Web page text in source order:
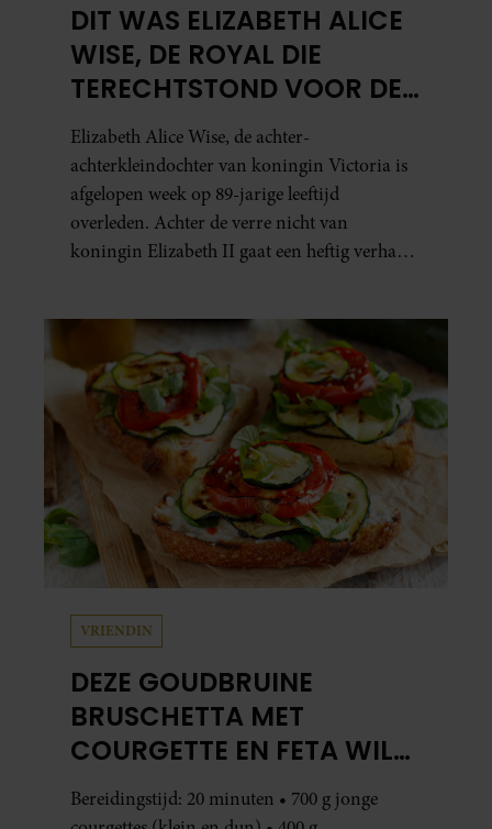
DIT WAS ELIZABETH ALICE
WISE, DE ROYAL DIE
TERECHTSTOND VOOR DE
DOOD VAN HAAR BABY
Elizabeth Alice Wise, de achter-
achterkleindochter van koningin Victoria is
afgelopen week op 89-jarige leeftijd
overleden. Achter de verre nicht van
koningin Elizabeth II gaat een heftig verhaal
VRIENDIN
DEZE GOUDBRUINE
BRUSCHETTA MET
COURGETTE EN FETA WIL
JE METEEN MAKEN
Bereidingstijd: 20 minuten • 700 g jonge